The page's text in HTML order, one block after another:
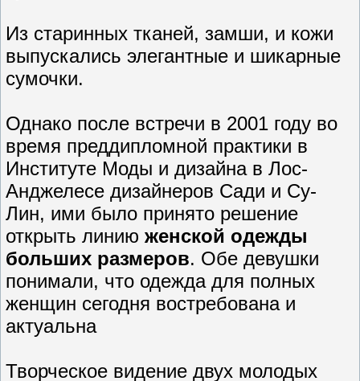
Из старинных тканей, замши, и кожи
выпускались элегантные и шикарные
сумочки.
Однако после встречи в 2001 году во
время преддипломной практики в
Институте Моды и дизайна в Лос-
Анджелесе дизайнеров Сади и Су-
Лин, ими было принято решение
открыть линию женской одежды
больших размеров. Обе девушки
понимали, что одежда для полных
женщин сегодня востребована и
актуальна
Творческое видение двух молодых